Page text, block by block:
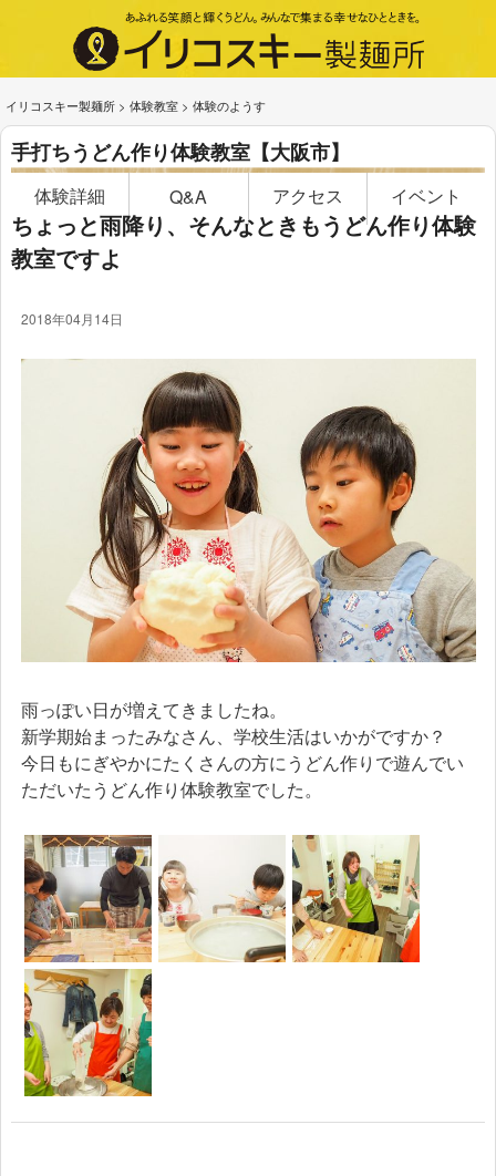
イリコスキー製麺所 > 体験教室 > 体験のようす
手打ちうどん作り体験教室【大阪市】
体験詳細 Q&A アクセス イベント
ちょっと雨降り、そんなときもうどん作り体験
教室ですよ
2018年04月14日
雨っぽい日が増えてきましたね。
新学期始まったみなさん、学校生活はいかがですか？
今日もにぎやかにたくさんの方にうどん作りで遊んでい
ただいたうどん作り体験教室でした。